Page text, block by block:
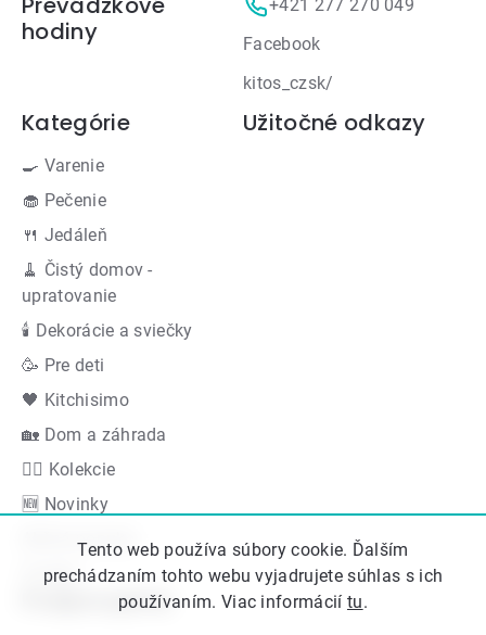
Tento web používa súbory cookie. Ďalším
prechádzaním tohto webu vyjadrujete súhlas s ich
používaním. Viac informácií tu.
hodiny
+421 277 270 049
Facebook
kitos_czsk/
Kategórie
🍳 Varenie
🧁 Pečenie
🍴 Jedáleň
🧹 Čistý domov -
upratovanie
🕯 Dekorácie a sviečky
🥳 Pre deti
🖤 Kitchisimo
🏡 Dom a záhrada
👍🏻 Kolekcie
🆕 Novinky
Akčná ponuka
Značky
Užitočné odkazy
Podporujeme